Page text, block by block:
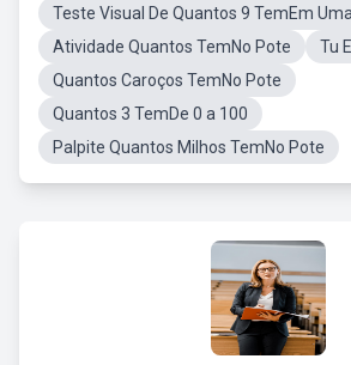
Teste Visual De Quantos 9 TemEm
Atividade Quantos TemNo Pote
Tu
Quantos Caroços TemNo Pote
Quantos 3 TemDe 0 a 100
Palpite Quantos Milhos TemNo Pote